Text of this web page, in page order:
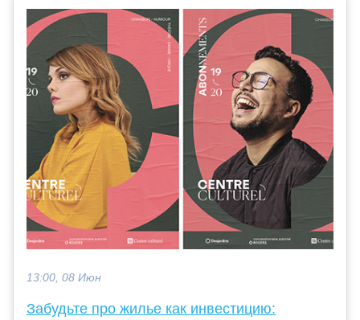
13:00, 08 Июн
Забудьте про жилье как инвестицию: